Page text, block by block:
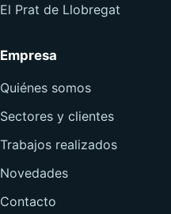
El Prat de Llobregat
Empresa
Quiénes somos
Sectores y clientes
Trabajos realizados
Novedades
Contacto